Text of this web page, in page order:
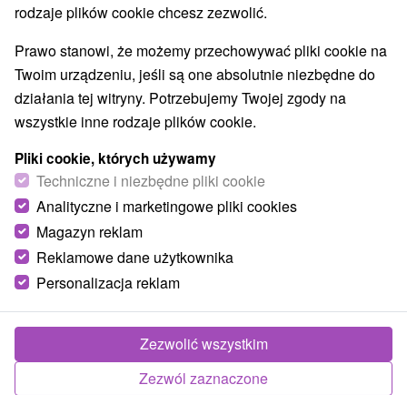
Region turystyczny
Vihorlatské vrchy, Zemplín, Laborecká vrchovina, Poloniny,
Bukovské vrchy
rodzaje plików cookie chcesz zezwolić.
Prawo stanowi, że możemy przechowywać pliki cookie na
Twoim urządzeniu, jeśli są one absolutnie niezbędne do
działania tej witryny. Potrzebujemy Twojej zgody na
wszystkie inne rodzaje plików cookie.
Pliki cookie, których używamy
Techniczne i niezbędne pliki cookie
Analityczne i marketingowe pliki cookies
Magazyn reklam
Reklamowe dane użytkownika
Personalizacja reklam
Zezwól zaznaczone
Zezwolić wszystkim